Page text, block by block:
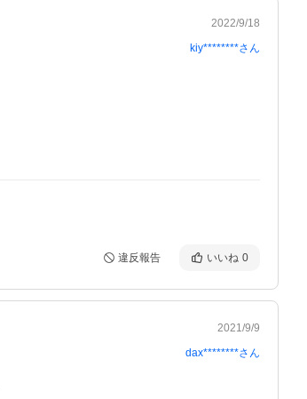
2022/9/18
kiy********さん
違反報告 いいね 0
2021/9/9
dax********さん